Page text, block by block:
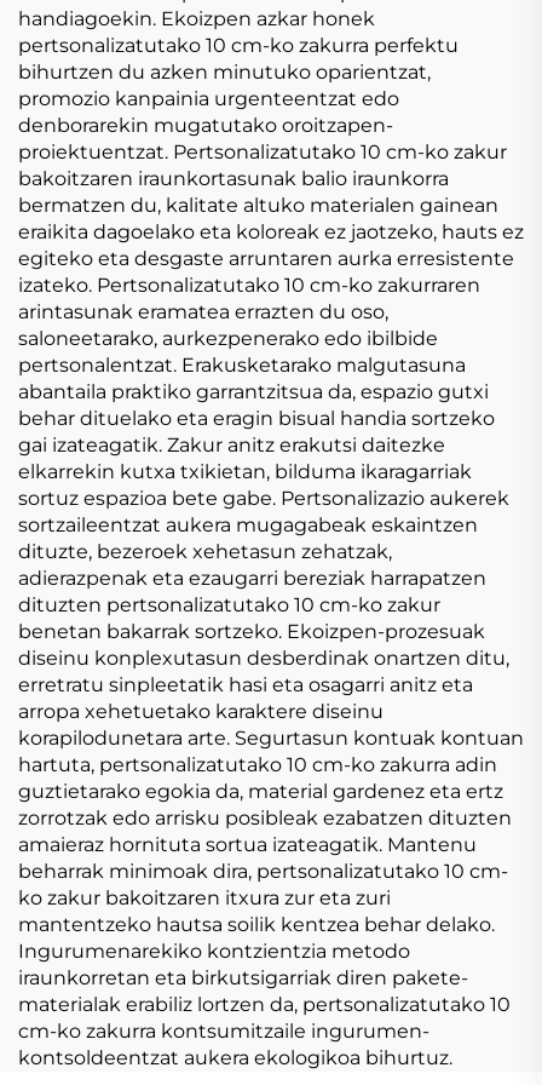
handiagoekin. Ekoizpen azkar honek
pertsonalizatutako 10 cm-ko zakurra perfektu
bihurtzen du azken minutuko oparientzat,
promozio kanpainia urgenteentzat edo
denborarekin mugatutako oroitzapen-
proiektuentzat. Pertsonalizatutako 10 cm-ko zakur
bakoitzaren iraunkortasunak balio iraunkorra
bermatzen du, kalitate altuko materialen gainean
eraikita dagoelako eta koloreak ez jaotzeko, hauts ez
egiteko eta desgaste arruntaren aurka erresistente
izateko. Pertsonalizatutako 10 cm-ko zakurraren
arintasunak eramatea errazten du oso,
saloneetarako, aurkezpenerako edo ibilbide
pertsonalentzat. Erakusketarako malgutasuna
abantaila praktiko garrantzitsua da, espazio gutxi
behar dituelako eta eragin bisual handia sortzeko
gai izateagatik. Zakur anitz erakutsi daitezke
elkarrekin kutxa txikietan, bilduma ikaragarriak
sortuz espazioa bete gabe. Pertsonalizazio aukerek
sortzaileentzat aukera mugagabeak eskaintzen
dituzte, bezeroek xehetasun zehatzak,
adierazpenak eta ezaugarri bereziak harrapatzen
dituzten pertsonalizatutako 10 cm-ko zakur
benetan bakarrak sortzeko. Ekoizpen-prozesuak
diseinu konplexutasun desberdinak onartzen ditu,
erretratu sinpleetatik hasi eta osagarri anitz eta
arropa xehetuetako karaktere diseinu
korapilodunetara arte. Segurtasun kontuak kontuan
hartuta, pertsonalizatutako 10 cm-ko zakurra adin
guztietarako egokia da, material gardenez eta ertz
zorrotzak edo arrisku posibleak ezabatzen dituzten
amaieraz hornituta sortua izateagatik. Mantenu
beharrak minimoak dira, pertsonalizatutako 10 cm-
ko zakur bakoitzaren itxura zur eta zuri
mantentzeko hautsa soilik kentzea behar delako.
Ingurumenarekiko kontzientzia metodo
iraunkorretan eta birkutsigarriak diren pakete-
materialak erabiliz lortzen da, pertsonalizatutako 10
cm-ko zakurra kontsumitzaile ingurumen-
kontsoldeentzat aukera ekologikoa bihurtuz.